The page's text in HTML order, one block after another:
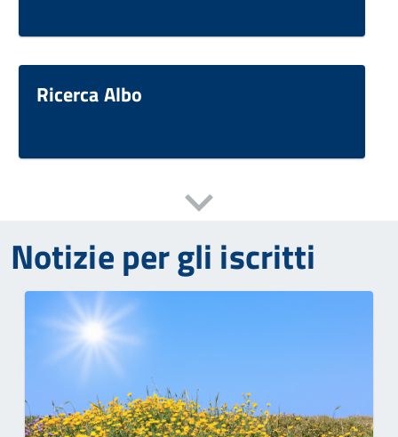
Ricerca Albo
Notizie per gli iscritti